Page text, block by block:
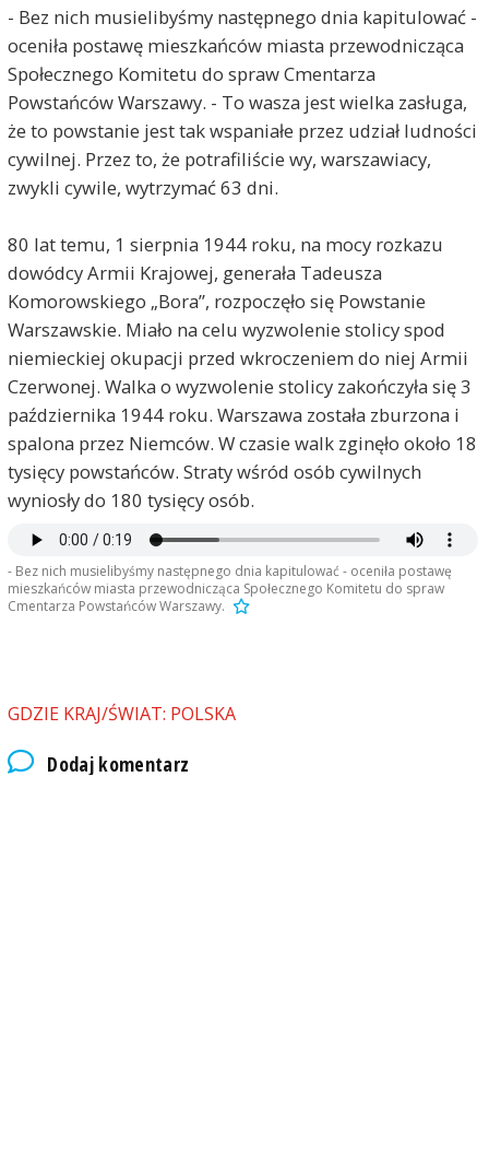
- Bez nich musielibyśmy następnego dnia kapitulować -
oceniła postawę mieszkańców miasta przewodnicząca
Społecznego Komitetu do spraw Cmentarza
Powstańców Warszawy. - To wasza jest wielka zasługa,
że to powstanie jest tak wspaniałe przez udział ludności
cywilnej. Przez to, że potrafiliście wy, warszawiacy,
zwykli cywile, wytrzymać 63 dni.
80 lat temu, 1 sierpnia 1944 roku, na mocy rozkazu
dowódcy Armii Krajowej, generała Tadeusza
Komorowskiego „Bora”, rozpoczęło się Powstanie
Warszawskie. Miało na celu wyzwolenie stolicy spod
niemieckiej okupacji przed wkroczeniem do niej Armii
Czerwonej. Walka o wyzwolenie stolicy zakończyła się 3
października 1944 roku. Warszawa została zburzona i
spalona przez Niemców. W czasie walk zginęło około 18
tysięcy powstańców. Straty wśród osób cywilnych
wyniosły do 180 tysięcy osób.
- Bez nich musielibyśmy następnego dnia kapitulować - oceniła postawę
mieszkańców miasta przewodnicząca Społecznego Komitetu do spraw
Cmentarza Powstańców Warszawy.
GDZIE KRAJ/ŚWIAT: POLSKA
Dodaj komentarz